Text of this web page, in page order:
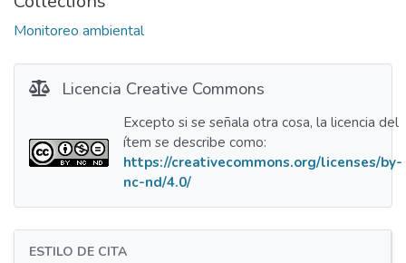
Monitoreo ambiental
Licencia Creative Commons
Excepto si se señala otra cosa, la licencia del
ítem se describe como:
https://creativecommons.org/licenses/by-
nc-nd/4.0/
ESTILO DE CITA